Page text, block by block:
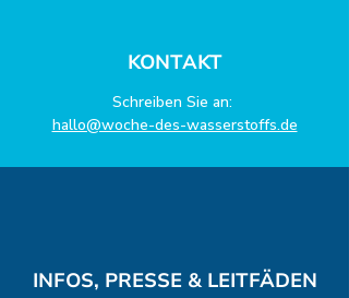
KONTAKT
Schreiben Sie an:
hallo@woche-des-wasserstoffs.de
INFOS, PRESSE & LEITFÄDEN